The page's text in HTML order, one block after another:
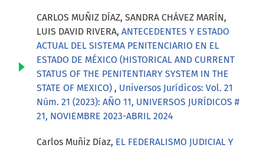
CARLOS MUÑIZ DÍAZ, SANDRA CHÁVEZ MARÍN,
LUIS DAVID RIVERA, ANTECEDENTES Y ESTADO
ACTUAL DEL SISTEMA PENITENCIARIO EN EL
ESTADO DE MÉXICO (HISTORICAL AND CURRENT
STATUS OF THE PENITENTIARY SYSTEM IN THE
STATE OF MEXICO) , Universos Jurídicos: Vol. 21
Núm. 21 (2023): AÑO 11, UNIVERSOS JURÍDICOS #
21, NOVIEMBRE 2023-ABRIL 2024
Carlos Muñiz Díaz, EL FEDERALISMO JUDICIAL Y